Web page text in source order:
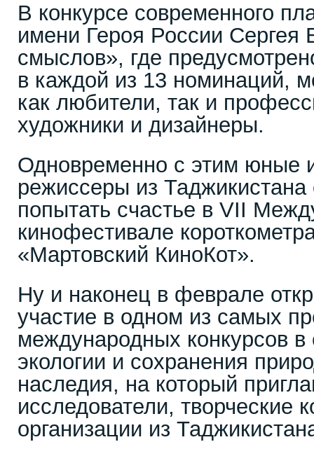
В конкурсе современного
имени Героя России
смыслов», где
в каждой из 13 номинаций,
как любители, так и
художники и дизайнеры.
Одновременно с этим юные
режиссеры из Таджикистана
попытать счастье в VII
кинофестивале
«Мартовский КиноКот».
Ну и наконец в феврале
участие в одном из самых
международных конкурсов
экологии и сохранения
наследия, на который
исследователи, творческие
организации из